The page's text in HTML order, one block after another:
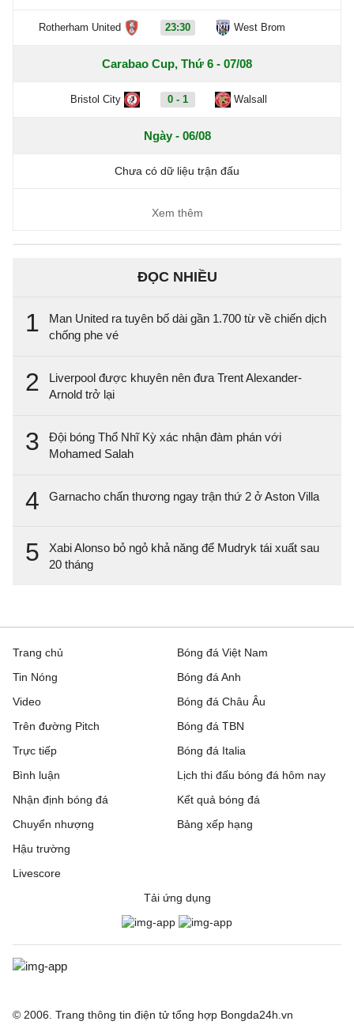
Rotherham United 23:30 West Brom
Carabao Cup, Thứ 6 - 07/08
Bristol City 0 - 1 Walsall
Ngày - 06/08
Chưa có dữ liệu trận đấu
Xem thêm
ĐỌC NHIỀU
1
Man United ra tuyên bố dài gần 1.700 từ về chiến dịch
chống phe vé
2
Liverpool được khuyên nên đưa Trent Alexander-
Arnold trở lại
3
Đội bóng Thổ Nhĩ Kỳ xác nhận đàm phán với
Mohamed Salah
4 Garnacho chấn thương ngay trận thứ 2 ở Aston Villa
5
Xabi Alonso bỏ ngỏ khả năng để Mudryk tái xuất sau
20 tháng
Trang chủ
Tin Nóng
Video
Trên đường Pitch
Trực tiếp
Bóng đá Việt Nam
Bóng đá Anh
Bóng đá Châu Âu
Bóng đá TBN
Bóng đá Italia
Bình luận
Nhận định bóng đá
Chuyển nhượng
Hậu trường
Livescore
Lịch thi đấu bóng đá hôm nay
Kết quả bóng đá
Bảng xếp hạng
Tải ứng dụng
© 2006. Trang thông tin điện tử tổng hợp Bongda24h.vn